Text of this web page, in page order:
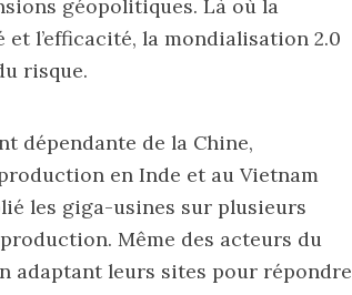
géopolitiques. Là où la
l’efficacité, la mondialisation 2.0
risque.
dépendante de la Chine,
en Inde et au Vietnam
les giga-usines sur plusieurs
Même des acteurs du
adaptant leurs sites pour répondre